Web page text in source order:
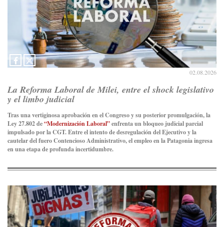
02.08.2026
La Reforma Laboral de Milei, entre el shock legislativo
y el limbo judicial
Tras una vertiginosa aprobación en el Congreso y su posterior promulgación, la
Ley 27.802 de“Modernización Laboral”enfrenta un bloqueo judicial parcial
impulsado por la CGT. Entre el intento de desregulación del Ejecutivo y la
cautelar del fuero Contencioso Administrativo, el empleo en la Patagonia ingresa
en una etapa de profunda incertidumbre.